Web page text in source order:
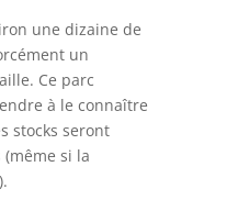
une dizaine de
un
Ce parc
à le connaître
stocks seront
si la